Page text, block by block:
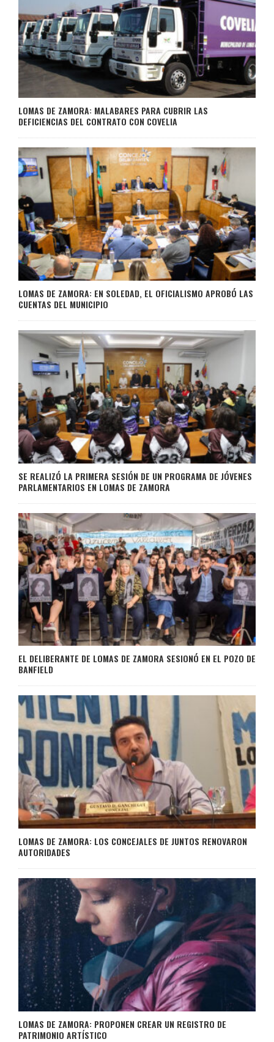
LOMAS DE ZAMORA: MALABARES PARA CUBRIR LAS
DEFICIENCIAS DEL CONTRATO CON COVELIA
LOMAS DE ZAMORA: EN SOLEDAD, EL OFICIALISMO APROBÓ LAS
CUENTAS DEL MUNICIPIO
SE REALIZÓ LA PRIMERA SESIÓN DE UN PROGRAMA DE JÓVENES
PARLAMENTARIOS EN LOMAS DE ZAMORA
EL DELIBERANTE DE LOMAS DE ZAMORA SESIONÓ EN EL POZO DE
BANFIELD
LOMAS DE ZAMORA: LOS CONCEJALES DE JUNTOS RENOVARON
AUTORIDADES
LOMAS DE ZAMORA: PROPONEN CREAR UN REGISTRO DE
PATRIMONIO ARTÍSTICO